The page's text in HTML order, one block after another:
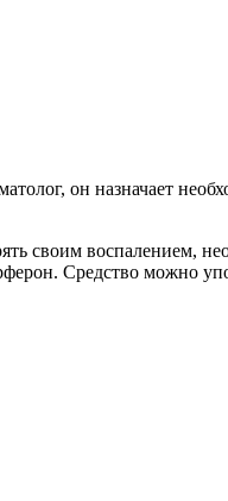
он назначает
своим воспалением,
Средство можно